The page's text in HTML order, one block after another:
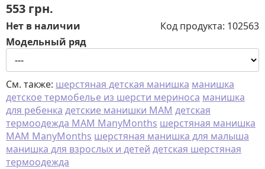
553 грн.
Нет в наличии Код продукта: 102563
Модельный ряд
См. также: шерстяная детская манишка манишка
детское термобелье из шерсти мериноса манишка
для ребенка детские манишки MAM детская
термоодежда MAM ManyMonths шерстяная манишка
MAM ManyMonths шерстяная манишка для малыша
манишка для взрослых и детей детская шерстяная
термоодежда